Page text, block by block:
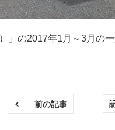
」の2017年1月～3月の
前の記事